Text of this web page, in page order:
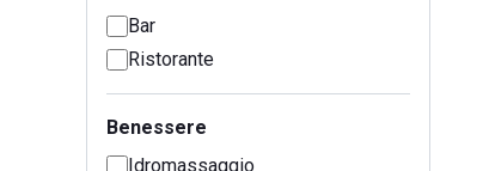
Bar
Ristorante
Benessere
Idromassaggio